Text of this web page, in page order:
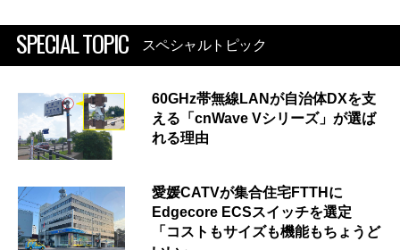
SPECIAL TOPIC スペシャルトピック
60GHz帯無線LANが自治体DXを支
える「cnWave Vシリーズ」が選ば
れる理由
愛媛CATVが集合住宅FTTHに
Edgecore ECSスイッチを選定
「コストもサイズも機能もちょうど